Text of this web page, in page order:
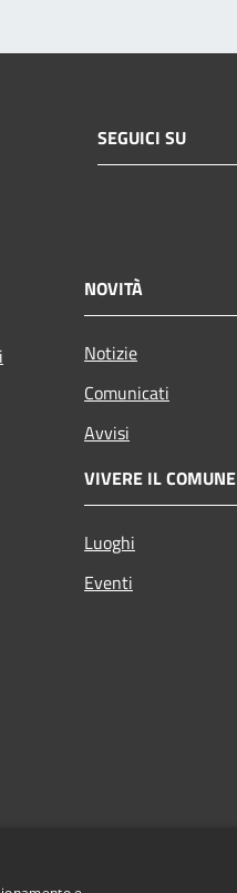
SEGUICI SU
NOVITÀ
Notizie
Comunicati
Avvisi
VIVERE IL COMUNE
Luoghi
Eventi